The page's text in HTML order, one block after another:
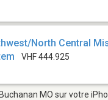
North Central
VHF 444.925
MO sur votre